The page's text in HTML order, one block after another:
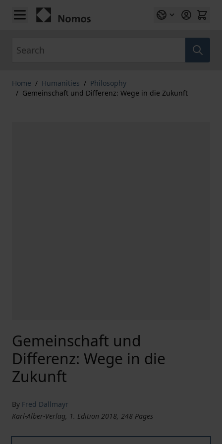
Skip to Content
Home / Humanities / Philosophy
/ Gemeinschaft und Differenz: Wege in die Zukunft
Gemeinschaft und
Differenz: Wege in die
Zukunft
By Fred Dallmayr
Karl-Alber-Verlag, 1. Edition 2018, 248 Pages